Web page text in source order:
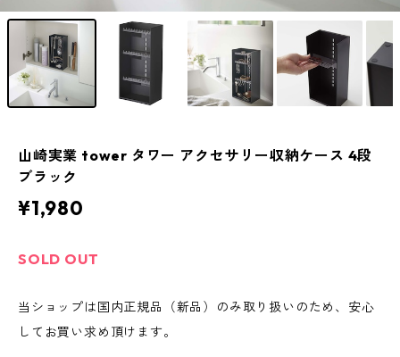
山崎実業 tower タワー アクセサリー収納ケース 4段
ブラック
¥1,980
SOLD OUT
当ショップは国内正規品（新品）のみ取り扱いのため、安心
してお買い求め頂けます。